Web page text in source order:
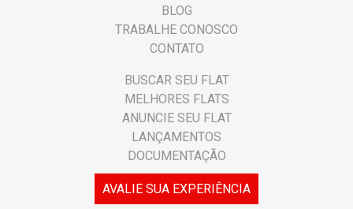
BLOG
TRABALHE CONOSCO
CONTATO
BUSCAR SEU FLAT
MELHORES FLATS
ANUNCIE SEU FLAT
LANÇAMENTOS
DOCUMENTAÇÃO
AVALIE SUA EXPERIÊNCIA